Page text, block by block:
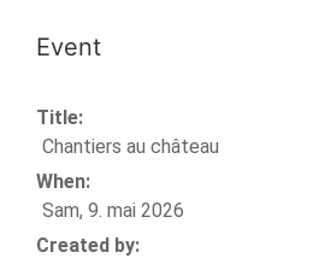
Event
Title:
Chantiers au château
When:
Sam, 9. mai 2026
Created by: